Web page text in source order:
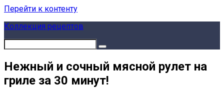
Перейти к контенту
Коллекция рецептов
Нежный и сочный мясной рулет на
гриле за 30 минут!